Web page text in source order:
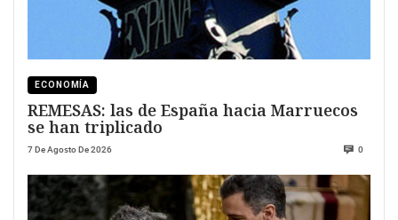
ECONOMÍA
REMESAS: las de España hacia Marruecos
se han triplicado
7 De Agosto De 2026 0